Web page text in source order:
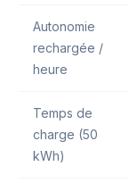
Autonomie
rechargée /
heure
Temps de
charge (50
kWh)